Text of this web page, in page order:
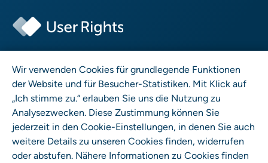
Wrangelstr. 4 • 10997 Berlin
Wir verwenden Cookies für grundlegende Funktionen
der Website und für Besucher-Statistiken. Mit Klick auf
„Ich stimme zu.“ erlauben Sie uns die Nutzung zu
Analysezwecken. Diese Zustimmung können Sie
jederzeit in den Cookie-Einstellungen, in denen Sie auch
weitere Details zu unseren Cookies finden, widerrufen
oder abstufen. Nähere Informationen zu Cookies finden